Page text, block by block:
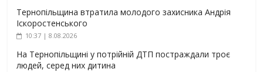
Тернопільщина втратила молодого захисника Андрія
Іскоростенського
10:37 | 8.08.2026
На Тернопільщині у потрійній ДТП постраждали троє
людей, серед них дитина